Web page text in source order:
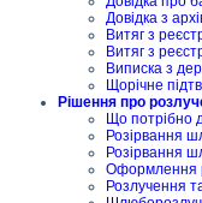
Довідка з
Витяг з
Витяг з
Виписка з
Щорічне
Рішення про
Що потрібно
Розірвання
Розірвання
Оформлення
Розлучення